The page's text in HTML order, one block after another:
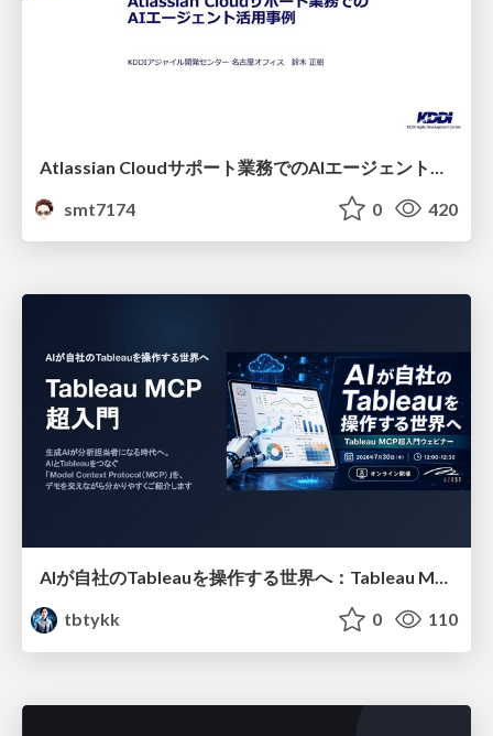
smt7174
0 420
AIが自社のTableauを操作する世界へ：Tableau MCP超入門
tbtykk
0 110